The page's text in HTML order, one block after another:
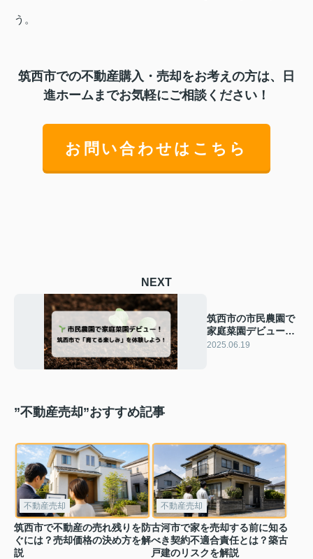
う。
筑西市での不動産購入・売却をお考えの方は、日
進ホームまでお気軽にご相談ください！
お問い合わせはこちら
NEXT
筑西市の市民農園で
家庭菜園デビュー！
初心者やファミリー
2025.06.19
”不動産売却”おすすめ記事
不動産売却
筑西市で不動産の売れ残りを防
ぐには？売却価格の決め方を解
説
不動産売却
古河市で家を売却する前に知る
べき契約不適合責任とは？築古
戸建のリスクを解説